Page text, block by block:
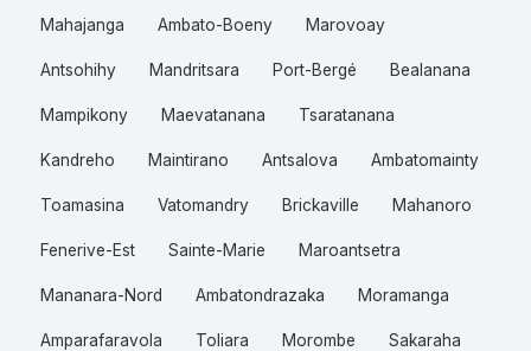
Mahajanga Ambato-Boeny Marovoay
Antsohihy Mandritsara Port-Bergé Bealanana
Mampikony Maevatanana Tsaratanana
Kandreho Maintirano Antsalova Ambatomainty
Toamasina Vatomandry Brickaville Mahanoro
Fenerive-Est Sainte-Marie Maroantsetra
Mananara-Nord Ambatondrazaka Moramanga
Amparafaravola Toliara Morombe Sakaraha